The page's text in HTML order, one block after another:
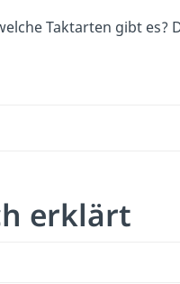
Taktarten gibt
erklärt